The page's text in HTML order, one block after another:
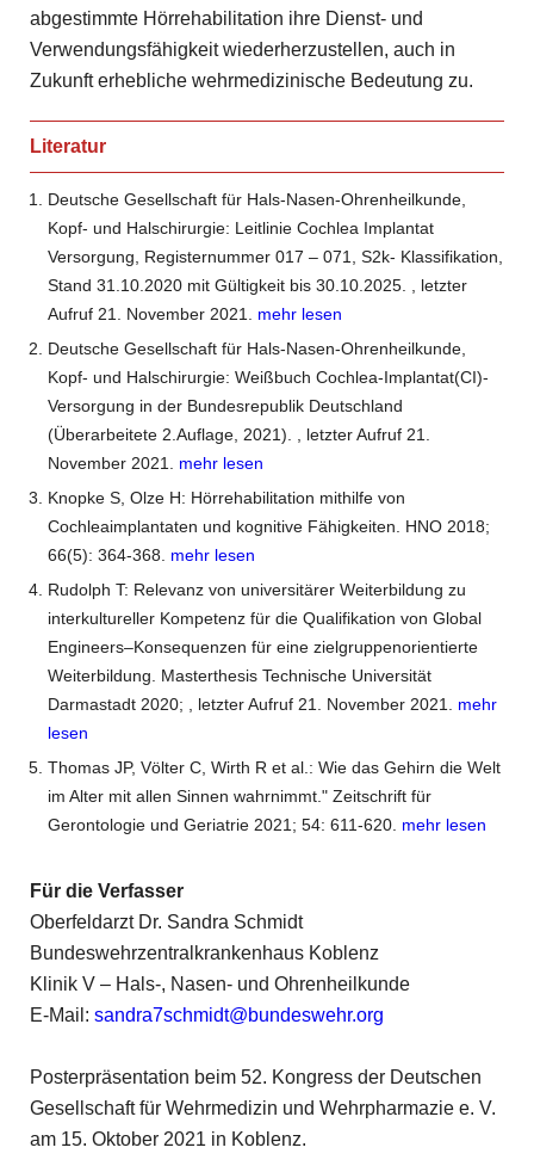
abgestimmte Hörrehabilitation ihre Dienst- und
Verwendungsfähigkeit wiederherzustellen, auch in
Zukunft erhebliche wehrmedizinische Bedeutung zu.
Literatur
Deutsche Gesellschaft für Hals-Nasen-Ohrenheilkunde,
Kopf- und Halschirurgie: Leitlinie Cochlea Implantat
Versorgung, Registernummer 017 – 071, S2k- Klassifikation,
Stand 31.10.2020 mit Gültigkeit bis 30.10.2025.
, letzter
Aufruf 21. November 2021. mehr lesen
Deutsche Gesellschaft für Hals-Nasen-Ohrenheilkunde,
Kopf- und Halschirurgie: Weißbuch Cochlea-Implantat(CI)-
Versorgung in der Bundesrepublik Deutschland
(Überarbeitete 2.Auflage, 2021).
, letzter Aufruf 21.
November 2021. mehr lesen
Knopke S, Olze H: Hörrehabilitation mithilfe von
Cochleaimplantaten und kognitive Fähigkeiten. HNO 2018;
66(5): 364-368. mehr lesen
Rudolph T: Relevanz von universitärer Weiterbildung zu
interkultureller Kompetenz für die Qualifikation von Global
Engineers–Konsequenzen für eine zielgruppenorientierte
Weiterbildung. Masterthesis Technische Universität
Darmastadt 2020;
, letzter Aufruf 21. November 2021. mehr
lesen
Thomas JP, Völter C, Wirth R et al.: Wie das Gehirn die Welt
im Alter mit allen Sinnen wahrnimmt." Zeitschrift für
Gerontologie und Geriatrie 2021; 54: 611-620. mehr lesen
Für die Verfasser
Oberfeldarzt Dr. Sandra Schmidt
Bundeswehrzentralkrankenhaus Koblenz
Klinik V – Hals-, Nasen- und Ohrenheilkunde
E-Mail: sandra7schmidt@bundeswehr.org
Posterpräsentation beim 52. Kongress der Deutschen
Gesellschaft für Wehrmedizin und Wehrpharmazie e. V.
am 15. Oktober 2021 in Koblenz.